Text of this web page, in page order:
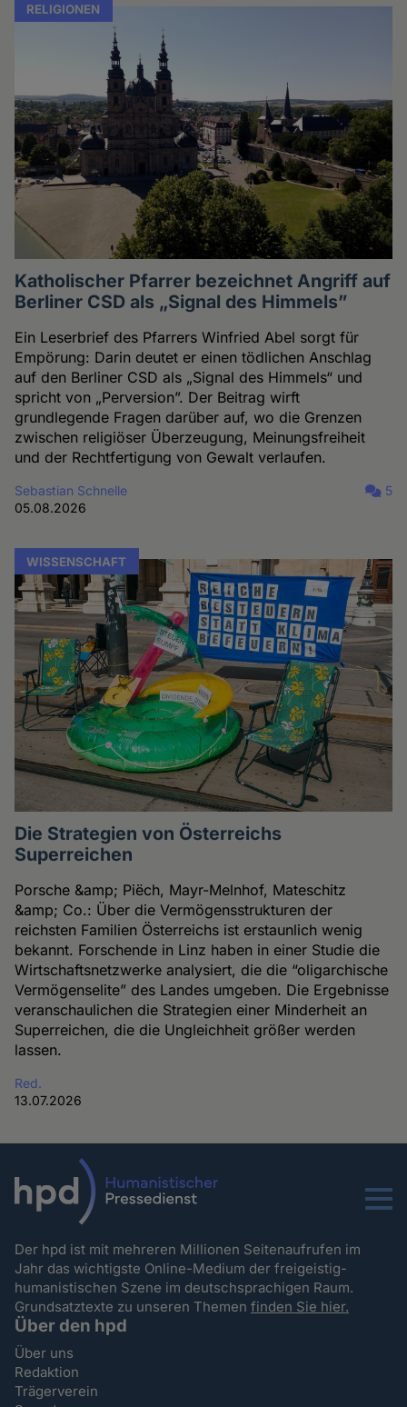
RELIGIONEN
Katholischer Pfarrer bezeichnet Angriff auf
Berliner CSD als „Signal des Himmels”
Ein Leserbrief des Pfarrers Winfried Abel sorgt für
Empörung: Darin deutet er einen tödlichen Anschlag
auf den Berliner CSD als „Signal des Himmels“ und
spricht von „Perversion”. Der Beitrag wirft
grundlegende Fragen darüber auf, wo die Grenzen
zwischen religiöser Überzeugung, Meinungsfreiheit
und der Rechtfertigung von Gewalt verlaufen.
Sebastian Schnelle
05.08.2026
5
WISSENSCHAFT
Die Strategien von Österreichs
Superreichen
Porsche &amp; Piëch, Mayr-Melnhof, Mateschitz
&amp; Co.: Über die Vermögensstrukturen der
reichsten Familien Österreichs ist erstaunlich wenig
bekannt. Forschende in Linz haben in einer Studie die
Wirtschaftsnetzwerke analysiert, die die “oligarchische
Vermögenselite” des Landes umgeben. Die Ergebnisse
veranschaulichen die Strategien einer Minderheit an
Superreichen, die die Ungleichheit größer werden
lassen.
Red.
13.07.2026
Menu
Der hpd ist mit mehreren Millionen Seitenaufrufen im
Jahr das wichtigste Online-Medium der freigeistig-
humanistischen Szene im deutschsprachigen Raum.
Grundsatztexte zu unseren Themenfinden Sie hier.
Über den hpd
Über uns
Redaktion
Trägerverein